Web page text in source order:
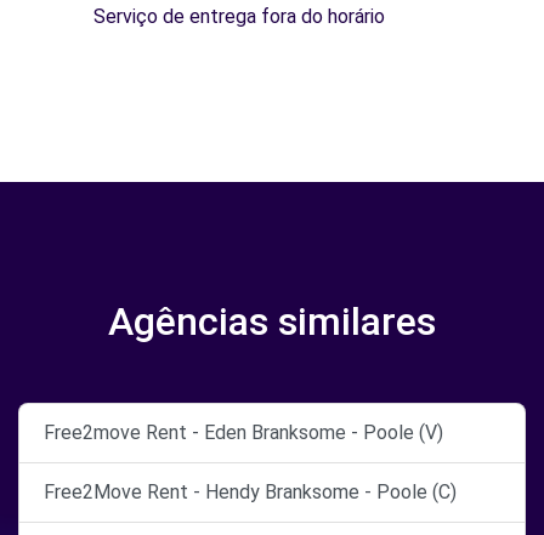
Serviço de entrega fora do horário
Agências similares
Free2move Rent - Eden Branksome - Poole (V)
Free2Move Rent - Hendy Branksome - Poole (C)